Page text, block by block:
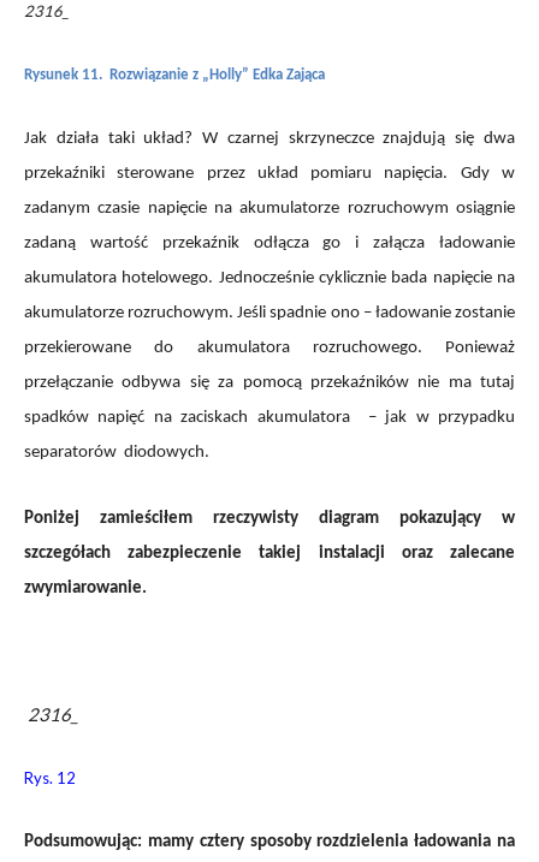
2316_
Rysunek 11. Rozwiązanie z „Holly” Edka Zająca
Jak działa taki układ? W czarnej skrzyneczce znajdują się dwa
przekaźniki sterowane przez układ pomiaru napięcia. Gdy w
zadanym czasie napięcie na akumulatorze rozruchowym osiągnie
zadaną wartość przekaźnik odłącza go i załącza ładowanie
akumulatora hotelowego. Jednocześnie cyklicznie bada napięcie na
akumulatorze rozruchowym. Jeśli spadnie ono – ładowanie zostanie
przekierowane do akumulatora rozruchowego. Ponieważ
przełączanie odbywa się za pomocą przekaźników nie ma tutaj
spadków napięć na zaciskach akumulatora – jak w przypadku
separatorów diodowych.
Poniżej zamieściłem rzeczywisty diagram pokazujący w
szczegółach zabezpieczenie takiej instalacji oraz zalecane
zwymiarowanie.
2316_
Rys. 12
Podsumowując: mamy cztery sposoby rozdzielenia ładowania na